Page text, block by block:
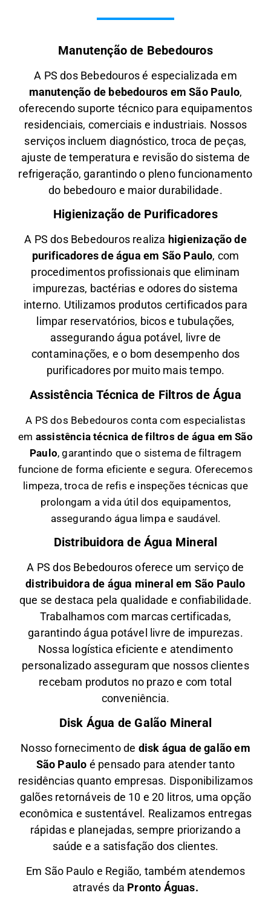
Manutenção de Bebedouros
A PS dos Bebedouros é especializada em
manutenção de bebedouros em São Paulo,
oferecendo suporte técnico para equipamentos
residenciais, comerciais e industriais. Nossos
serviços incluem diagnóstico, troca de peças,
ajuste de temperatura e revisão do sistema de
refrigeração, garantindo o pleno funcionamento
do bebedouro e maior durabilidade.
Higienização de Purificadores
A PS dos Bebedouros realiza higienização de
purificadores de água em São Paulo, com
procedimentos profissionais que eliminam
impurezas, bactérias e odores do sistema
interno. Utilizamos produtos certificados para
limpar reservatórios, bicos e tubulações,
assegurando água potável, livre de
contaminações, e o bom desempenho dos
purificadores por muito mais tempo.
Assistência Técnica de Filtros de Água
A PS dos Bebedouros conta com especialistas
em assistência técnica de filtros de água em São
Paulo, garantindo que o sistema de filtragem
funcione de forma eficiente e segura. Oferecemos
limpeza, troca de refis e inspeções técnicas que
prolongam a vida útil dos equipamentos,
assegurando água limpa e saudável.
Distribuidora de Água Mineral
A PS dos Bebedouros oferece um serviço de
distribuidora de água mineral em São Paulo
que se destaca pela qualidade e confiabilidade.
Trabalhamos com marcas certificadas,
garantindo água potável livre de impurezas.
Nossa logística eficiente e atendimento
personalizado asseguram que nossos clientes
recebam produtos no prazo e com total
conveniência.
Disk Água de Galão Mineral
Nosso fornecimento de disk água de galão em
São Paulo é pensado para atender tanto
residências quanto empresas. Disponibilizamos
galões retornáveis de 10 e 20 litros, uma opção
econômica e sustentável. Realizamos entregas
rápidas e planejadas, sempre priorizando a
saúde e a satisfação dos clientes.
Em São Paulo e Região, também atendemos
através da Pronto Águas.